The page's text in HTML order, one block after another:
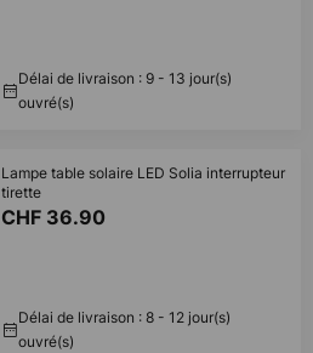
Délai de livraison : 9 - 13 jour(s)
ouvré(s)
Lampe table solaire LED Solia interrupteur
tirette
CHF 36.90
Délai de livraison : 8 - 12 jour(s)
ouvré(s)